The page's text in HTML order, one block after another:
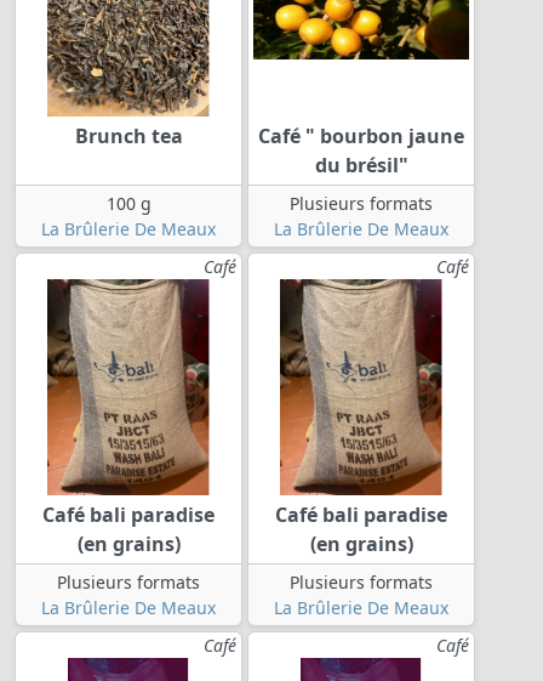
Brunch tea
100 g
La Brûlerie De Meaux
Café " bourbon jaune
du brésil"
Plusieurs formats
La Brûlerie De Meaux
Café
Café bali paradise
(en grains)
Plusieurs formats
La Brûlerie De Meaux
Café
Café bali paradise
(en grains)
Plusieurs formats
La Brûlerie De Meaux
Café
Café